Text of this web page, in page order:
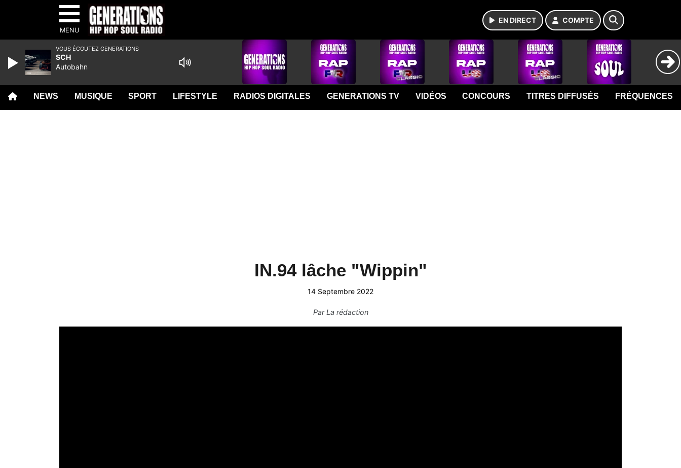
MENU
EN DIRECT COMPTE
NEWS MUSIQUE SPORT LIFESTYLE RADIOS DIGITALES GENERATIONS TV VIDÉOS CONCOURS TITRES DIFFUSÉS FRÉQUENCES
IN.94 lâche "Wippin"
14 Septembre 2022
ParLa rédaction
VOUS ÉCOUTEZ GENERATIONS
SCH
Autobahn